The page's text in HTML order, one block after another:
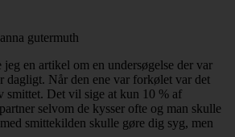
gutermuth
en artikel om en undersøgelse der var
dagligt. Når den ene var forkølet var det
smittet. Det vil sige at kun 10 % af
selvom de kysser ofte og man skulle
smittekilden skulle gøre dig syg, men